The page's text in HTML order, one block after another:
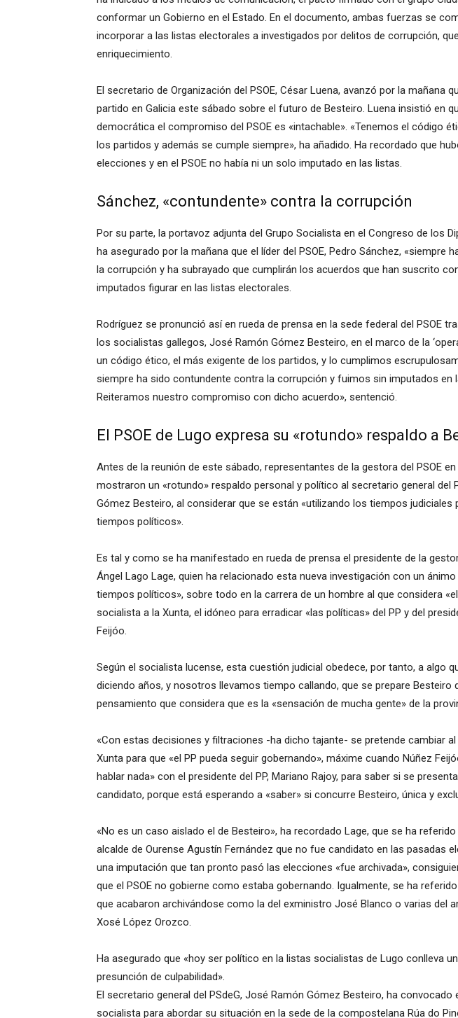
conformar un Gobierno en el Estado. En el documento, ambas fuerzas se
incorporar a las listas electorales a investigados por delitos de corrupción,
enriquecimiento.
El secretario de Organización del PSOE, César Luena, avanzó por la mañana
partido en Galicia este sábado sobre el futuro de Besteiro. Luena insistió en
democrática el compromiso del PSOE es «intachable». «Tenemos el código
los partidos y además se cumple siempre», ha añadido. Ha recordado que
elecciones y en el PSOE no había ni un solo imputado en las listas.
Sánchez, «contundente» contra la corrupción
Por su parte, la portavoz adjunta del Grupo Socialista en el Congreso de los
ha asegurado por la mañana que el líder del PSOE, Pedro Sánchez, «siempre
la corrupción y ha subrayado que cumplirán los acuerdos que han suscrito
imputados figurar en las listas electorales.
Rodríguez se pronunció así en rueda de prensa en la sede federal del PSOE
los socialistas gallegos, José Ramón Gómez Besteiro, en el marco de la
un código ético, el más exigente de los partidos, y lo cumplimos
siempre ha sido contundente contra la corrupción y fuimos sin imputados en
Reiteramos nuestro compromiso con dicho acuerdo», sentenció.
El PSOE de Lugo expresa su «rotundo» respaldo a
Antes de la reunión de este sábado, representantes de la gestora del PSOE
mostraron un «rotundo» respaldo personal y político al secretario general del
Gómez Besteiro, al considerar que se están «utilizando los tiempos judiciales
tiempos políticos».
Es tal y como se ha manifestado en rueda de prensa el presidente de la
Ángel Lago Lage, quien ha relacionado esta nueva investigación con un
tiempos políticos», sobre todo en la carrera de un hombre al que considera
socialista a la Xunta, el idóneo para erradicar «las políticas» del PP y del
Feijóo.
Según el socialista lucense, esta cuestión judicial obedece, por tanto, a algo
diciendo años, y nosotros llevamos tiempo callando, que se prepare Besteiro
pensamiento que considera que es la «sensación de mucha gente» de la
«Con estas decisiones y filtraciones -ha dicho tajante- se pretende cambiar
Xunta para que «el PP pueda seguir gobernando», máxime cuando Núñez
hablar nada» con el presidente del PP, Mariano Rajoy, para saber si se
candidato, porque está esperando a «saber» si concurre Besteiro, única y
«No es un caso aislado el de Besteiro», ha recordado Lage, que se ha
alcalde de Ourense Agustín Fernández que no fue candidato en las pasadas
una imputación que tan pronto pasó las elecciones «fue archivada»,
que el PSOE no gobierne como estaba gobernando. Igualmente, se ha
que acabaron archivándose como la del exministro José Blanco o varias del
Xosé López Orozco.
Ha asegurado que «hoy ser político en la listas socialistas de Lugo conlleva
presunción de culpabilidad».
El secretario general del PSdeG, José Ramón Gómez Besteiro, ha convocado
socialista para abordar su situación en la sede de la compostelana Rúa do